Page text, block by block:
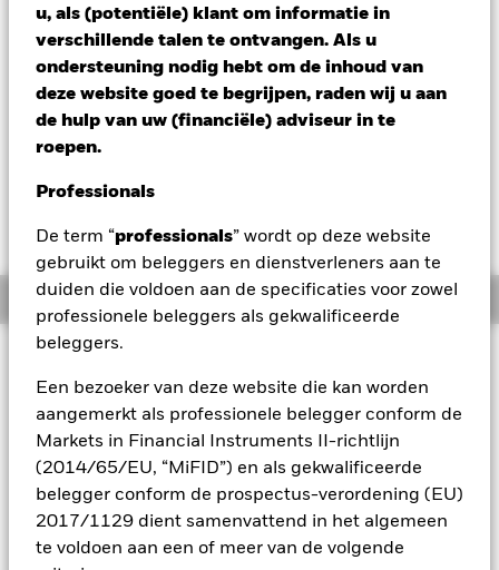
u, als (potentiële) klant om informatie in
verschillende talen te ontvangen. Als u
ondersteuning nodig hebt om de inhoud van
deze website goed te begrijpen, raden wij u aan
de hulp van uw (financiële) adviseur in te
roepen.
Professionals
De term “professionals” wordt op deze website
gebruikt om beleggers en dienstverleners aan te
duiden die voldoen aan de specificaties voor zowel
professionele beleggers als gekwalificeerde
beleggers.
Een bezoeker van deze website die kan worden
aangemerkt als professionele belegger conform de
Markets in Financial Instruments II-richtlijn
(2014/65/EU, “MiFID”) en als gekwalificeerde
belegger conform de prospectus-verordening (EU)
2017/1129 dient samenvattend in het algemeen
te voldoen aan een of meer van de volgende
Variatie 52wk: 240,83 - 299,56
Verandering NAV 1 dag per 06/aug/2026
USD -1,28 (-0,43%)
Morningstar Rating
Overzicht
Het Fonds streeft via een combinatie van kapitaalgroei en
opbrengsten naar een rendement op uw belegging dat
overeenstemt met een relatief hoog risiconiveau. Het Fonds
probeert zijn beleggingsdoelstelling te realiseren met
indirecte posities in aandeleneffecten (bijv. aandelen),
aandelengerelateerde (AR) effecten, vastrentende (VR)
effecten (zoals obligaties) en VR-gerelateerde effecten (VRR),
alternatieve activa (waaronder vastgoed en grondstoffen)